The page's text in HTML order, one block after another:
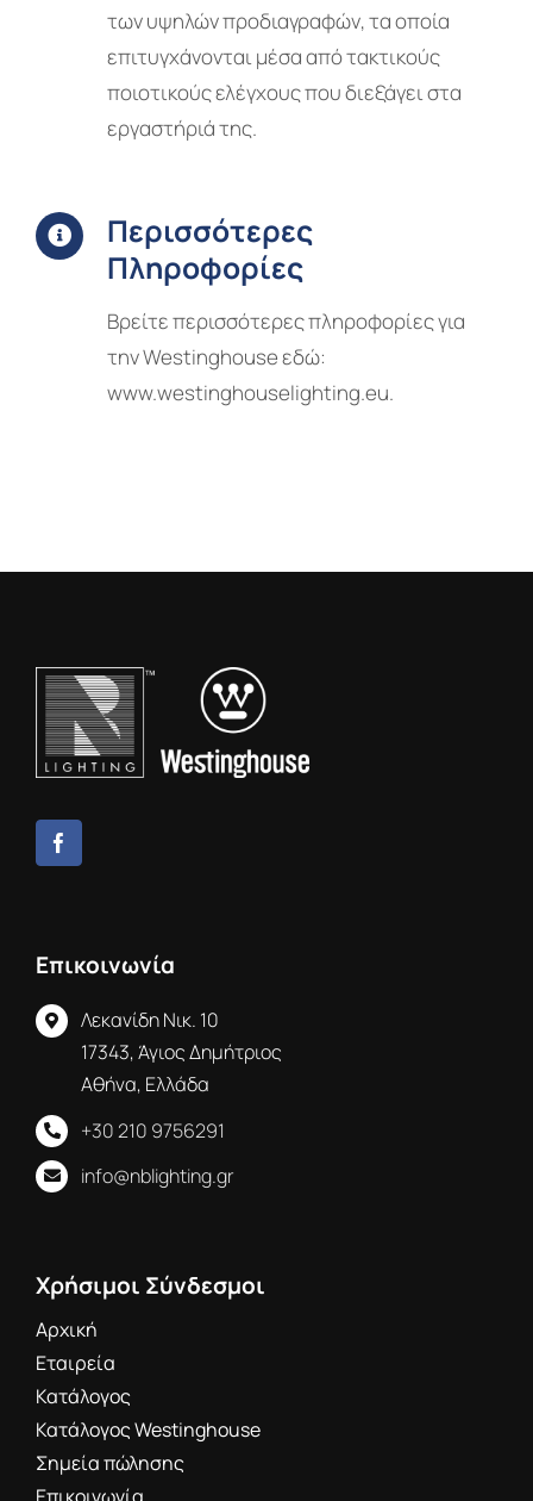
των υψηλών προδιαγραφών, τα οποία
επιτυγχάνονται μέσα από τακτικούς
ποιοτικούς ελέγχους που διεξάγει στα
εργαστήριά της.
Περισσότερες
Πληροφορίες
Βρείτε περισσότερες πληροφορίες για
την Westinghouse εδώ:
www.westinghouselighting.eu.
Επικοινωνία
Λεκανίδη Νικ. 10
17343, Άγιος Δημήτριος
Αθήνα, Ελλάδα
+30 210 9756291
info@nblighting.gr
Χρήσιμοι Σύνδεσμοι
Αρχική
Εταιρεία
Κατάλογος
Κατάλογος Westinghouse
Σημεία πώλησης